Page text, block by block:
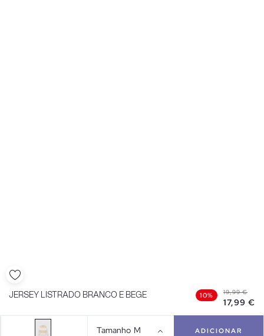
JERSEY LISTRADO BRANCO E BEGE 10% 19,99 €
17,99 €
Tamanho M ADICIONAR